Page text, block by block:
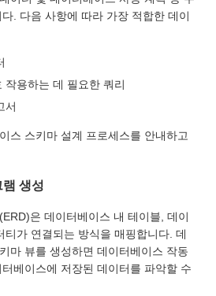
. 다음 사항에 따라 가장 적합한 데이
작용하는 데 필요한 쿼리
서
스 스키마 설계 프로세스를 안내하고
생성
은 데이터베이스 내 테이블, 데이
티가 연결되는 방식을 매핑합니다. 데
마 뷰를 생성하면 데이터베이스 작동
베이스에 저장된 데이터를 파악할 수